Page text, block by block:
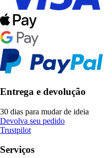
Entrega e devolução
30 dias para mudar de ideia
Devolva seu pedido
Trustpilot
Serviços